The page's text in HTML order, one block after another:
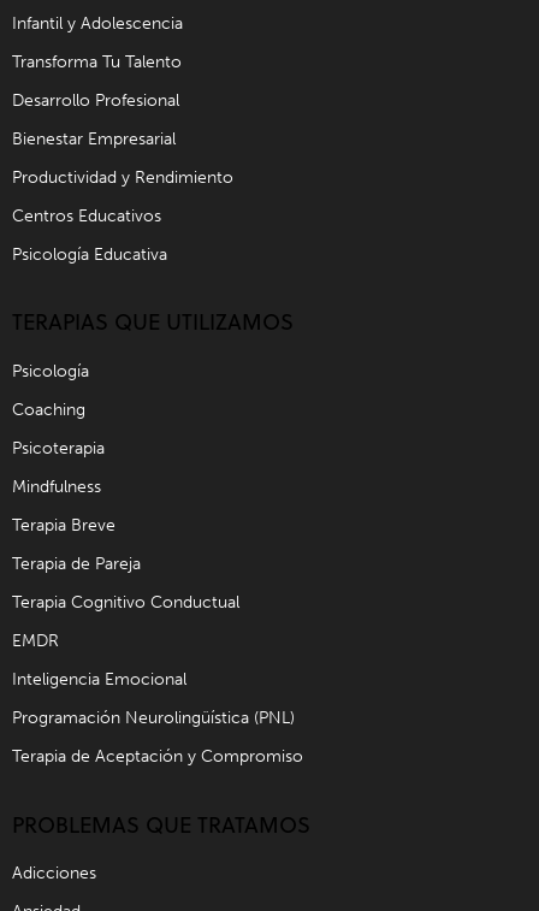
Infantil y Adolescencia
Transforma Tu Talento
Desarrollo Profesional
Bienestar Empresarial
Productividad y Rendimiento
Centros Educativos
Psicología Educativa
TERAPIAS QUE UTILIZAMOS
Psicología
Coaching
Psicoterapia
Mindfulness
Terapia Breve
Terapia de Pareja
Terapia Cognitivo Conductual
EMDR
Inteligencia Emocional
Programación Neurolingüística (PNL)
Terapia de Aceptación y Compromiso
PROBLEMAS QUE TRATAMOS
Adicciones